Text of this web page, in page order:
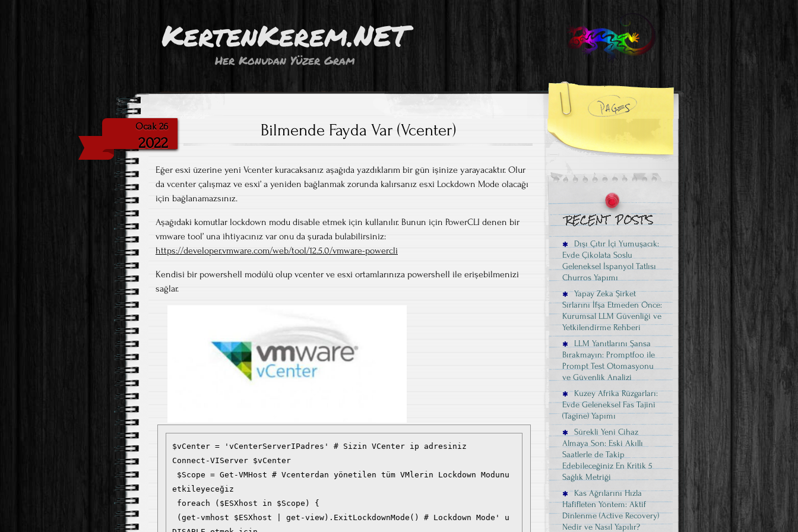
KertenKerem.NET
Her Konudan Yüzer Gram
Ocak 26
2022
Bilmende Fayda Var (Vcenter)
Eğer esxi üzerine yeni Vcenter kuracaksanız aşağıda yazdıklarım bir gün işinize yarayacaktır. Olur
da vcenter çalışmaz ve esxi’ a yeniden bağlanmak zorunda kalırsanız esxi Lockdown Mode olacağı
için bağlanamazsınız.
Aşağıdaki komutlar lockdown modu disable etmek için kullanılır. Bunun için PowerCLI denen bir
vmware tool’ una ihtiyacınız var onu da şurada bulabilirsiniz:
https://developer.vmware.com/web/tool/12.5.0/vmware-powercli
Kendisi bir powershell modülü olup vcenter ve esxi ortamlarınıza powershell ile erişebilmenizi
sağlar.
$vCenter = 'vCenterServerIPadres' # Sizin VCenter ip adresiniz
Connect-VIServer $vCenter
etkileyeceğiz
Dışı Çıtır İçi Yumuşacık:
Evde Çikolata Soslu
Geleneksel İspanyol Tatlısı
Churros Yapımı
Yapay Zeka Şirket
Sırlarını İfşa Etmeden Önce:
Kurumsal LLM Güvenliği ve
Yetkilendirme Rehberi
LLM Yanıtlarını Şansa
Bırakmayın: Promptfoo ile
Prompt Test Otomasyonu
ve Güvenlik Analizi
Kuzey Afrika Rüzgarları:
Evde Geleneksel Fas Tajini
(Tagine) Yapımı
Sürekli Yeni Cihaz
Almaya Son: Eski Akıllı
Saatlerle de Takip
Edebileceğiniz En Kritik 5
Sağlık Metriği
Kas Ağrılarını Hızla
Hafifleten Yöntem: Aktif
Dinlenme (Active Recovery)
Nedir ve Nasıl Yapılır?